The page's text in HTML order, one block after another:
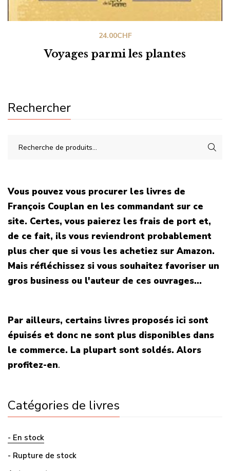
Voyages parmi les plantes
24.00CHF
Rechercher
Vous pouvez vous procurer les livres de
François Couplan en les commandant sur ce
site. Certes, vous paierez les frais de port et,
de ce fait, ils vous reviendront probablement
plus cher que si vous les achetiez sur Amazon.
Mais réfléchissez si vous souhaitez favoriser un
gros business ou l'auteur de ces ouvrages...
Par ailleurs, certains livres proposés ici sont
épuisés et donc ne sont plus disponibles dans
le commerce. La plupart sont soldés. Alors
profitez-en.
Catégories de livres
- En stock
- Rupture de stock